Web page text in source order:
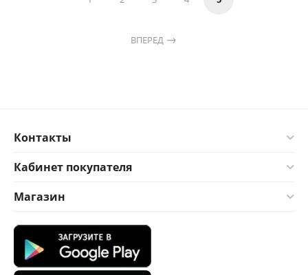
ВПЕРЕД
Контакты
Кабинет покупателя
Магазин